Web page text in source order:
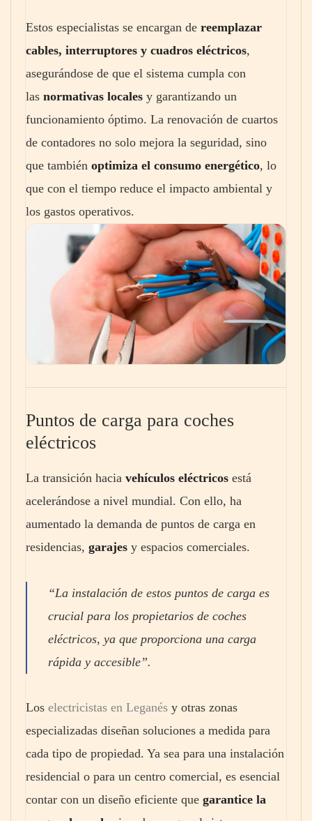
Estos especialistas se encargan de reemplazar
cables, interruptores y cuadros eléctricos,
asegurándose de que el sistema cumpla con
las normativas locales y garantizando un
funcionamiento óptimo. La renovación de cuartos
de contadores no solo mejora la seguridad, sino
que también optimiza el consumo energético, lo
que con el tiempo reduce el impacto ambiental y
los gastos operativos.
Puntos de carga para coches
eléctricos
La transición hacia vehículos eléctricos está
acelerándose a nivel mundial. Con ello, ha
aumentado la demanda de puntos de carga en
residencias, garajes y espacios comerciales.
“La instalación de estos puntos de carga es
crucial para los propietarios de coches
eléctricos, ya que proporciona una carga
rápida y accesible”.
Los electricistas en Leganés y otras zonas
especializadas diseñan soluciones a medida para
cada tipo de propiedad. Ya sea para una instalación
residencial o para un centro comercial, es esencial
contar con un diseño eficiente que garantice la